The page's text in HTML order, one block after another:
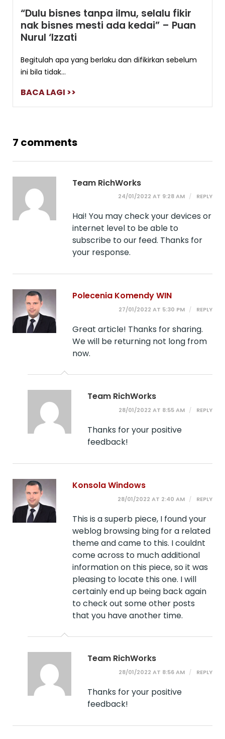
“Dulu bisnes tanpa ilmu, selalu fikir
nak bisnes mesti ada kedai” – Puan
Nurul ‘Izzati
Begitulah apa yang berlaku dan difikirkan sebelum
ini bila tidak...
BACA LAGI >>
7 comments
Team RichWorks
24/01/2022 AT 9:28 AM REPLY
Hai! You may check your devices or
internet level to be able to
subscribe to our feed. Thanks for
your response.
Polecenia Komendy WIN
27/01/2022 AT 5:30 PM REPLY
Great article! Thanks for sharing.
We will be returning not long from
now.
Team RichWorks
28/01/2022 AT 8:55 AM REPLY
Thanks for your positive
feedback!
Konsola Windows
28/01/2022 AT 2:40 AM REPLY
This is a superb piece, I found your
weblog browsing bing for a related
theme and came to this. I couldnt
come across to much additional
information on this piece, so it was
pleasing to locate this one. I will
certainly end up being back again
to check out some other posts
that you have another time.
Team RichWorks
28/01/2022 AT 8:56 AM REPLY
Thanks for your positive
feedback!